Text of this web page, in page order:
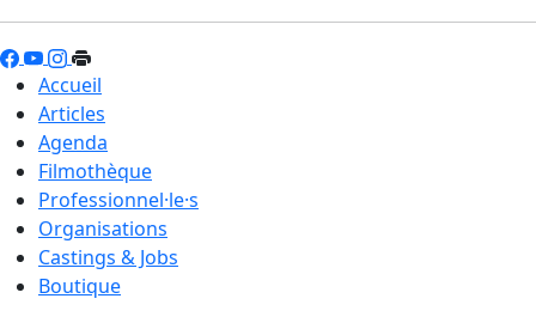
Accueil
Articles
Agenda
Filmothèque
Professionnel·le·s
Organisations
Castings & Jobs
Boutique